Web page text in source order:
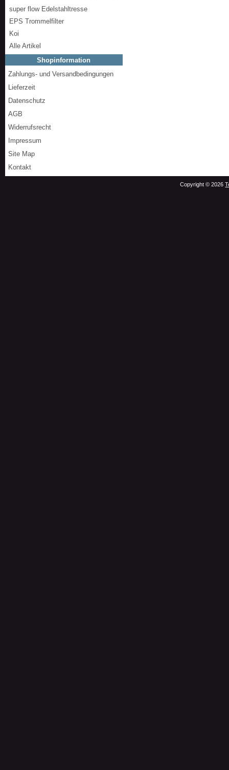
super flow Edelstahltresse
EPS Trommelfilter
Koi
Alle Artikel
Shopinformation
Zahlungs- und Versandbedingungen
Lieferzeit
Datenschutz
AGB
Widerrufsrecht
Impressum
Site Map
Kontakt
Copyright © 2026